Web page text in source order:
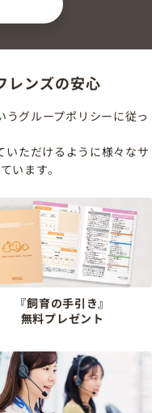
レンズの安心
グループポリシーに従っ
いただけるように様々なサ
います。
『飼育の手引き』
無料プレゼント